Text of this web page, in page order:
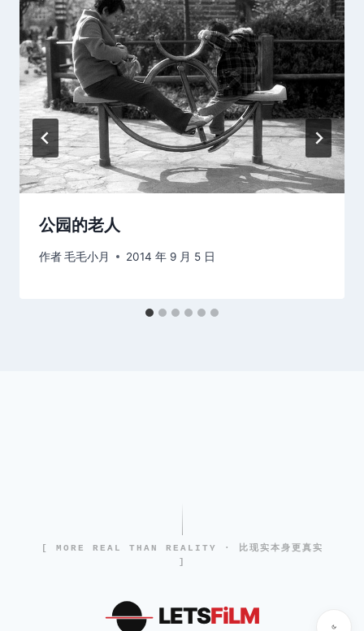
公园的老人
作者毛毛小月 2014 年 9 月 5 日
[ MORE REAL THAN REALITY · 比现实本身更真实
]
LETSFiLM